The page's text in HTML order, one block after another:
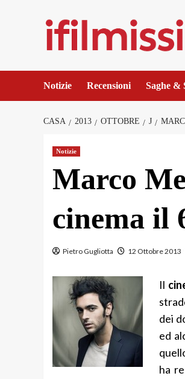
Notizie Recensioni Saghe &
CASA 2013 OTTOBRE J
Notizie
Marco
cinema il
Pietro Gugliotta 12 Ottobre 2013
Il
dei
ed
ha